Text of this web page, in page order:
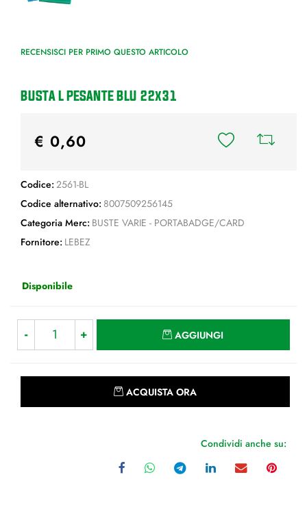
RECENSISCI PER PRIMO QUESTO ARTICOLO
BUSTA L PESANTE BLU 22x31
€ 0,60
Codice: 2561-BL
Codice alternativo: 8007509256145
Categoria Merc: BUSTE VARIE - PORTABADGE/CARD
Fornitore: LEBEZ
Disponibile
AGGIUNGI
ACQUISTA ORA
Condividi anche su: